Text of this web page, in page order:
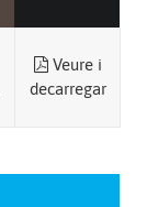
Veure i
decarregar